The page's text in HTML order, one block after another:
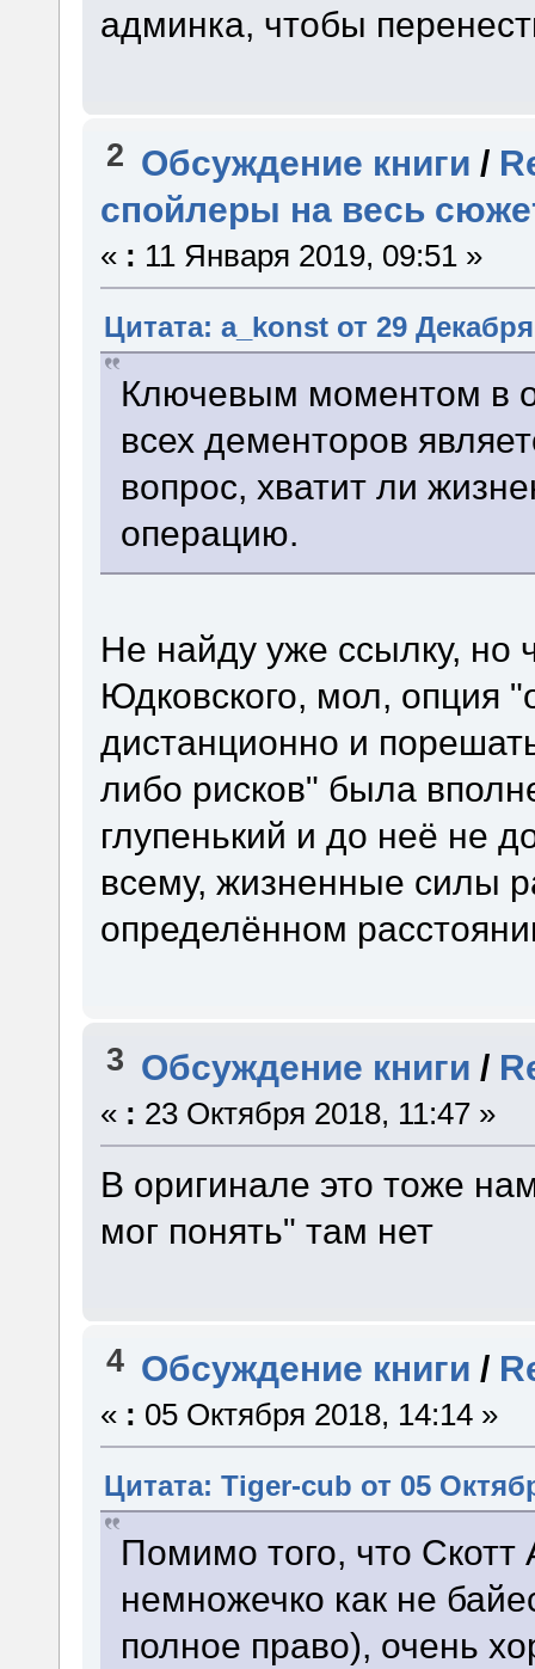
админка, чтобы
2 Обсуждение книги /
спойлеры на весь
« : 11 Января 2019, 09:51 »
Цитата: a_konst от 29
Ключевым моментом в
всех дементоров
вопрос, хватит ли
операцию.
Не найду уже ссылку, но
Юдковского, мол, опция
дистанционно и
либо рисков" была
глупенький и до неё не
всему, жизненные силы
определённом
3 Обсуждение книги /
« : 23 Октября 2018, 11:47 »
В оригинале это тоже
мог понять" там нет
4 Обсуждение книги /
« : 05 Октября 2018, 14:14 »
Цитата: Tiger-cub от 05
Помимо того, что Скотт
немножечко как не
полное право), очень